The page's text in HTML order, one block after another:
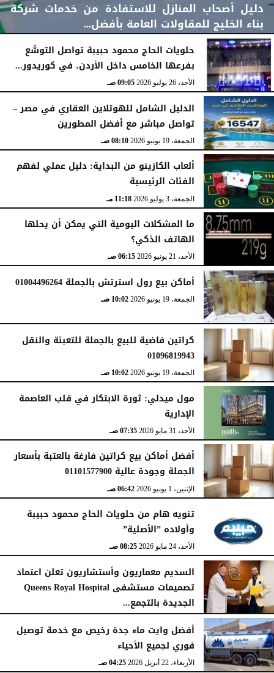
دليل أصحاب المنازل للاستفادة من خدمات شركة
بناء الخليج للمقاولات العامة بأفضل...
الأحد، 2 أغسطس 2026 11:48 صـ
حلويات الحاج محمود حبيبة تواصل التوسُّع
بفرعها الخامس داخل الأردن، في كوريدور...
الأحد، 26 يوليو 2026 09:05 صـ
الدليل الشامل للهوتلاين العقاري في مصر –
تواصل مباشر مع أفضل المطورين
الجمعة، 19 يونيو 2026 08:10 صـ
ألعاب الكازينو من البداية: دليل عملي لفهم
الفئات الرئيسية
الجمعة، 3 يوليو 2026 11:18 مـ
ما المشكلات اليومية التي يمكن أن يحلها
الهاتف الذكي؟
الأحد، 21 يونيو 2026 06:15 صـ
أماكن بيع رول استرتش بالجملة 01004496264
الجمعة، 19 يونيو 2026 10:02 صـ
كراتين فاضية للبيع بالجملة للتعبئة والنقل
01096819943
الجمعة، 19 يونيو 2026 10:02 صـ
مول ميدلي: ثورة الابتكار في قلب العاصمة
الإدارية
الأحد، 31 مايو 2026 07:35 صـ
أفضل أماكن بيع كراتين فارغة بالعتبة بأسعار
الجملة وجودة عالية 01101577900
الإثنين، 1 يونيو 2026 06:42 صـ
تنويه هام من حلويات الحاج محمود حبيبة
وأولاده ”الأصلية”
الأحد، 24 مايو 2026 08:25 صـ
السديم معماريون وأستشاريون تعلن اعتماد
تصميمات مستشفى Queens Royal Hospital
الجديدة بالتجمع...
الأحد، 10 مايو 2026 08:40 صـ
أفضل وايت ماء جدة رخيص مع خدمة توصيل
فوري لجميع الأحياء
الأربعاء، 22 أبريل 2026 04:25 صـ